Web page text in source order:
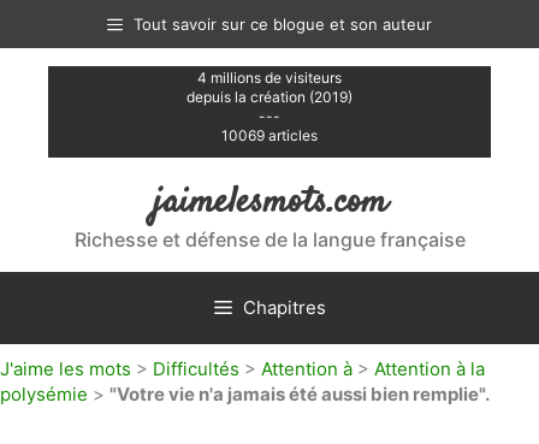
contenu
Tout savoir sur ce blogue et son auteur
4 millions de visiteurs
depuis la création (2019)
---
10069 articles
jaimelesmots.com
Richesse et défense de la langue française
Chapitres
J'aime les mots > Difficultés > Attention à > Attention à la
polysémie > "Votre vie n'a jamais été aussi bien remplie".